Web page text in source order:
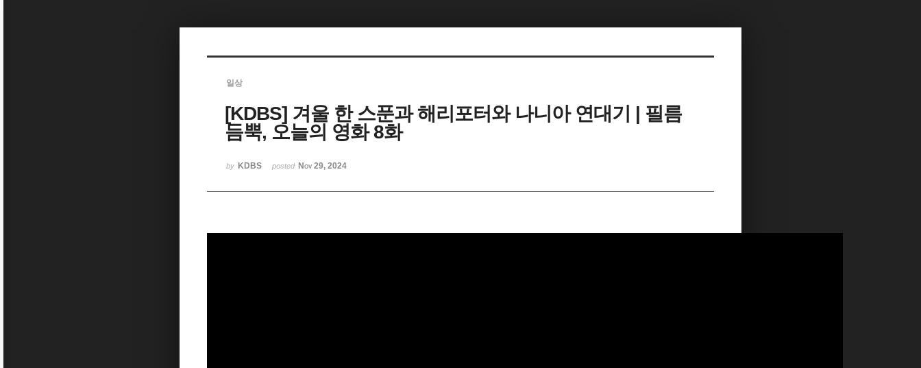
일상
[KDBS] 겨울 한 스푼과 해리포터와 나니아 연대기 | 필름
듬뿍, 오늘의 영화 8화
by KDBS posted Nov 29, 2024
Sketchbook5, 스케치북5
Sketchbook5, 스케치북5